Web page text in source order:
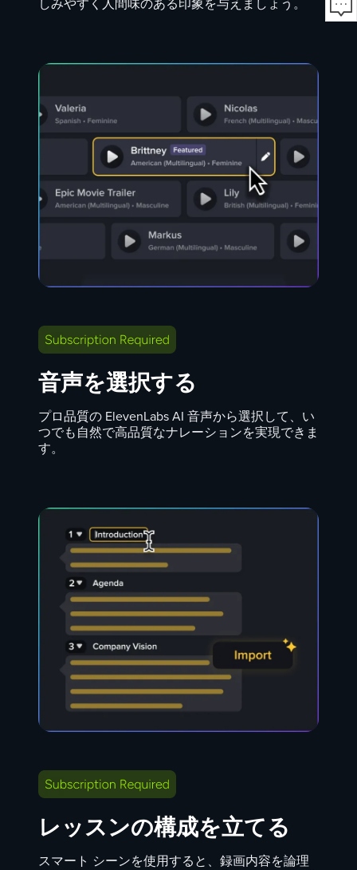
しみやすく人間味のある印象を与えましょう。
音声を選択する
プロ品質の ElevenLabs AI 音声から選択して、い
つでも自然で高品質なナレーションを実現できま
す。
レッスンの構成を立てる
スマート シーンを使用すると、録画内容を論理